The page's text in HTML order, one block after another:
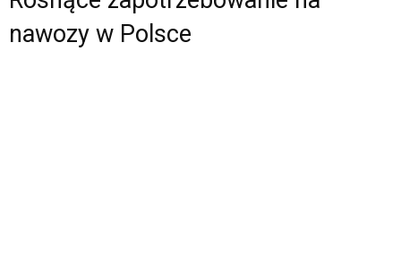
nawozy w Polsce